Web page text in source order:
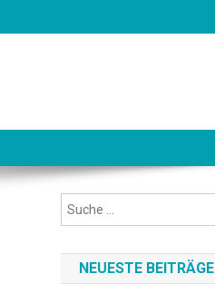
NEUESTE BEITRÄGE